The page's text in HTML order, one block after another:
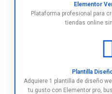
Elementor
Plataforma profesional para
tiendas online
Plantilla
Adquiere 1 plantilla de diseño
tu gusto con Elementor pro,